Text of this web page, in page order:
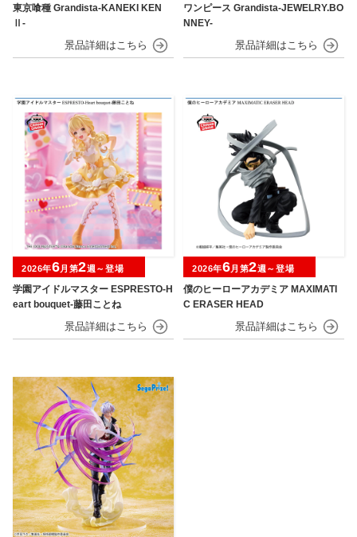
東京喰種 Grandista-KANEKI KEN
Ⅱ-
ワンピース Grandista-JEWELRY.BO
NNEY-
学園アイドルマスター ESPRESTO-H
eart bouquet-藤田ことね
2026年6月第2週～登場
僕のヒーローアカデミア MAXIMATI
C ERASER HEAD
2026年6月第2週～登場